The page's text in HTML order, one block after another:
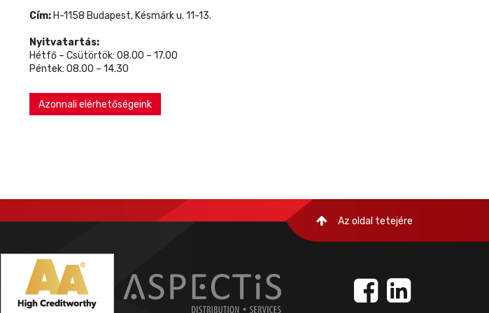
Cím: H-1158 Budapest, Késmárk u. 11-13.
Nyitvatartás:
Hétfő – Csütörtök: 08.00 – 17.00
Péntek: 08.00 – 14.30
Azonnali elérhetőségeink
Az oldal tetejére